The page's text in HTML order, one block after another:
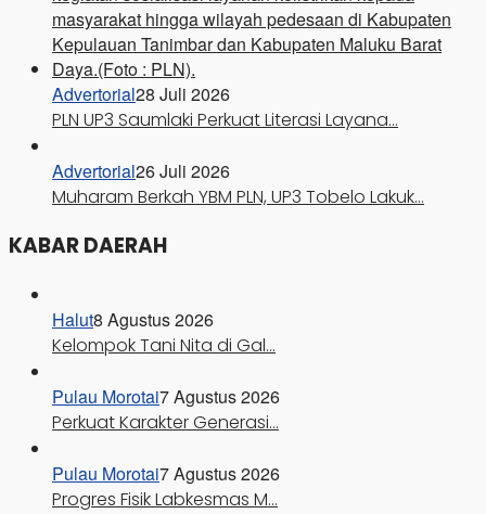
Advertorial28 Juli 2026
PLN UP3 Saumlaki Perkuat Literasi Layana…
Advertorial26 Juli 2026
Muharam Berkah YBM PLN, UP3 Tobelo Lakuk…
KABAR DAERAH
Halut8 Agustus 2026
Kelompok Tani Nita di Gal…
Pulau Morotai7 Agustus 2026
Perkuat Karakter Generasi…
Pulau Morotai7 Agustus 2026
Progres Fisik Labkesmas M…